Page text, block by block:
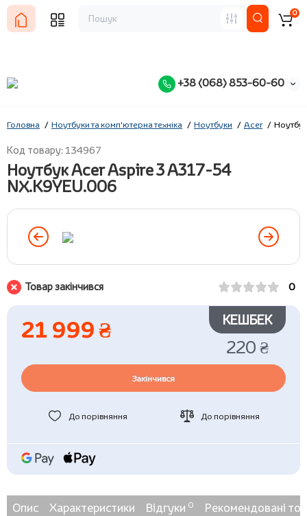
+38 (068) 853-60-60
0
Головна Ноутбуки та комп'ютерна техніка Ноутбуки Acer
Код товару: 134967
Ноутбук Acer Aspire 3 A317-54
NX.K9YEU.006
Товар закінчився 0
21 999 ₴ КЕШБЕК
220 ₴
Закінчився
До порівняння До порівняння
Опис Характеристики Відгуки 0 Рекомендовані